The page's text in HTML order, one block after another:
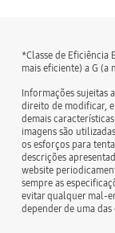
*Classe de Eficiência
mais eficiente) a G (a
Informações sujeitas
direito de modificar,
demais
imagens são
os esforços para
descrições
website
sempre as
evitar qualquer mal-
depender de uma